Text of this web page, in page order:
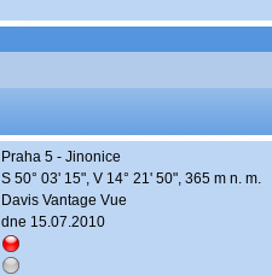
Praha 5 - Jinonice
S 50° 03' 15", V 14° 21' 50", 365 m n. m.
Davis Vantage Vue
dne 15.07.2010